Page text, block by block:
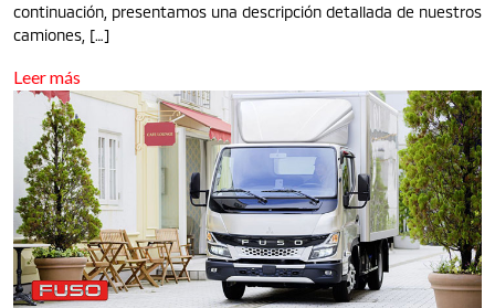
continuación, presentamos una descripción detallada de nuestros
camiones, […]
Leer más